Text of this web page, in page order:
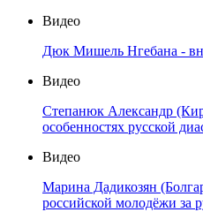
Видео
Дюк Мишель Нгебана -
Видео
Степанюк Александр
особенностях русской
Видео
Марина Дадикозян
российской молодёжи за